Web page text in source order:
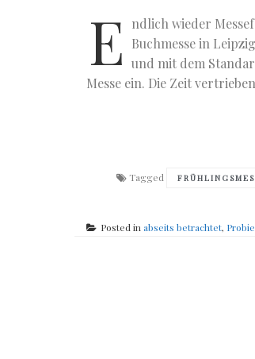
E
ndlich wieder
Buchmesse in
und mit dem
Messe ein. Die Zeit
Tagged
Posted inabseits betrachtet,